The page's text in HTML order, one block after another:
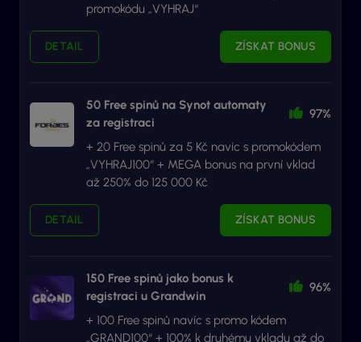
promokódu „VYHRAJ“
DETAIL ZÍSKAT BONUS
50 Free spinů na Synot automaty
za registraci
97%
+ 20 Free spinů za 5 Kč navíc s promokódem
„VYHRAJ100“ + MEGA bonus na první vklad
až 250% do 125 000 Kč
DETAIL ZÍSKAT BONUS
150 Free spinů jako bonus k
registraci u Grandwin
96%
+ 100 Free spinů navíc s promo kódem
„GRAND100“ + 100% k druhému vkladu až do